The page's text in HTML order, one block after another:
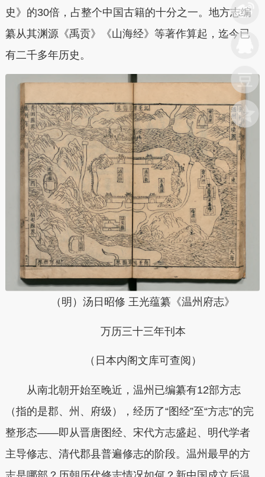
史》的30倍，占整个中国古籍的十分之一。地方志编
纂从其渊源《禹贡》《山海经》等著作算起，迄今已
有二千多年历史。
（明 ）汤日昭修 王光蕴纂《温州府志》
万历三十三年刊本
（日本内阁文库可查阅）
从南北朝开始至晚近，温州已编纂有12部方志
（指的是郡、州、府级），经历了“图经”至“方志”的完
整形态——即从晋唐图经、宋代方志盛起、明代学者
主导修志、清代郡县普遍修志的阶段。 温州最早的方